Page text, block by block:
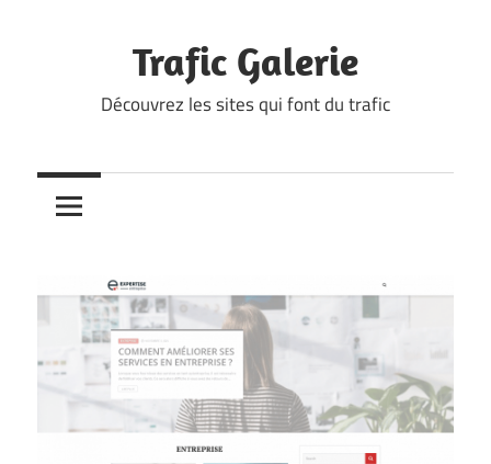
Trafic Galerie
Découvrez les sites qui font du trafic